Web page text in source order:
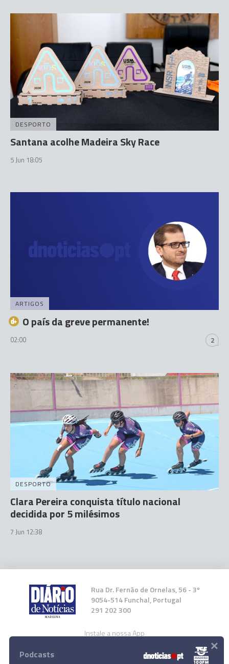
DESPORTO
Santana acolhe Madeira Sky Race
5 Jun 18:05
ARTIGOS
O país da greve permanente!
02:00 2
DESPORTO
Clara Pereira conquista título nacional
decidida por 5 milésimos
7 Jun 12:38
Rua Dr. Fernão de Ornelas, 56 - 3º
9054-514 Funchal, Portugal
291 202 300
Instale a nossa App
Podcasts ×